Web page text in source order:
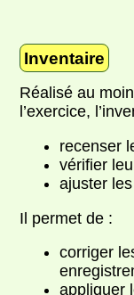
Inventaire
Réalisé au
l’exercice,
recenser
vérifier
ajuster
Il permet de :
corriger
appliquer